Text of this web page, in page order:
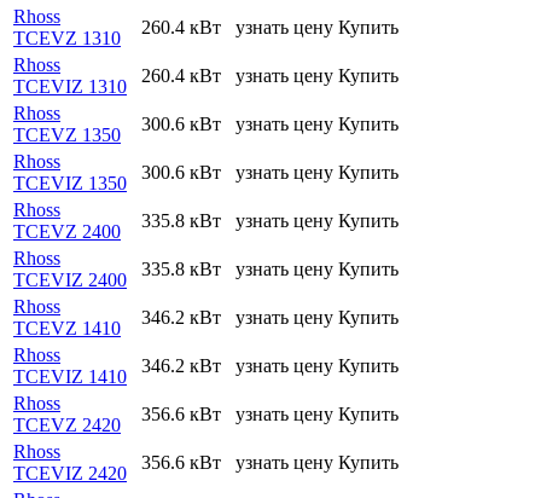
Rhoss
TCEVZ 1310
260.4 кВт узнать цену Купить
Rhoss
TCEVIZ 1310
260.4 кВт узнать цену Купить
Rhoss
TCEVZ 1350
300.6 кВт узнать цену Купить
Rhoss
TCEVIZ 1350
300.6 кВт узнать цену Купить
Rhoss
TCEVZ 2400
335.8 кВт узнать цену Купить
Rhoss
TCEVIZ 2400
335.8 кВт узнать цену Купить
Rhoss
TCEVZ 1410
346.2 кВт узнать цену Купить
Rhoss
TCEVIZ 1410
346.2 кВт узнать цену Купить
Rhoss
TCEVZ 2420
356.6 кВт узнать цену Купить
Rhoss
TCEVIZ 2420
356.6 кВт узнать цену Купить